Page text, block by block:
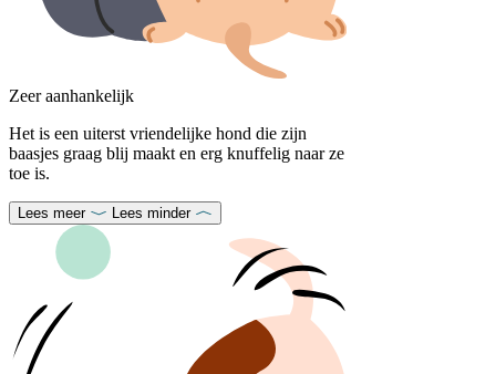
Zeer aanhankelijk
Het is een uiterst vriendelijke hond die zijn
baasjes graag blij maakt en erg knuffelig naar ze
toe is.
Lees meer Lees minder